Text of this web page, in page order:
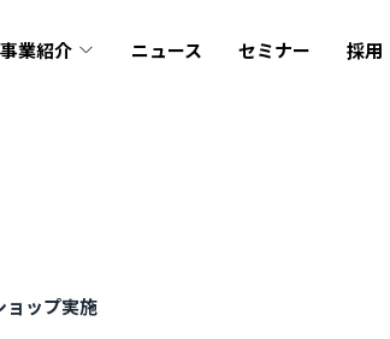
事業紹介 ニュース セミナー 採用
ョップ実施